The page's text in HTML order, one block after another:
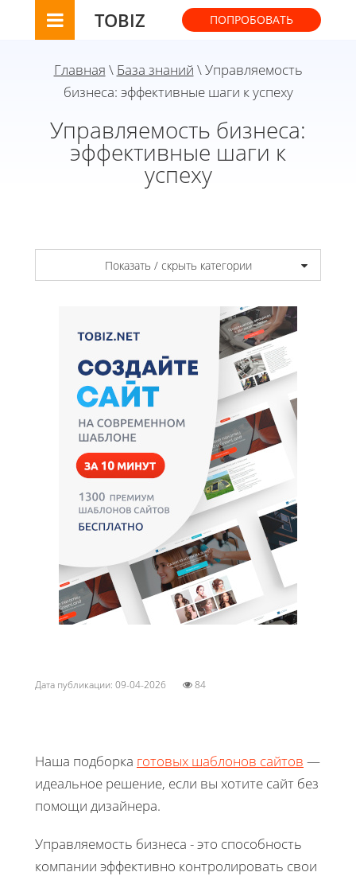
TOBIZ ПОПРОБОВАТЬ
Главная \ База знаний \ Управляемость
бизнеса: эффективные шаги к успеху
Управляемость бизнеса:
эффективные шаги к
успеху
Показать / скрыть категории
Дата публикации: 09-04-2026 84
Наша подборка готовых шаблонов сайтов —
идеальное решение, если вы хотите сайт без
помощи дизайнера.
Управляемость бизнеса - это способность
компании эффективно контролировать свои